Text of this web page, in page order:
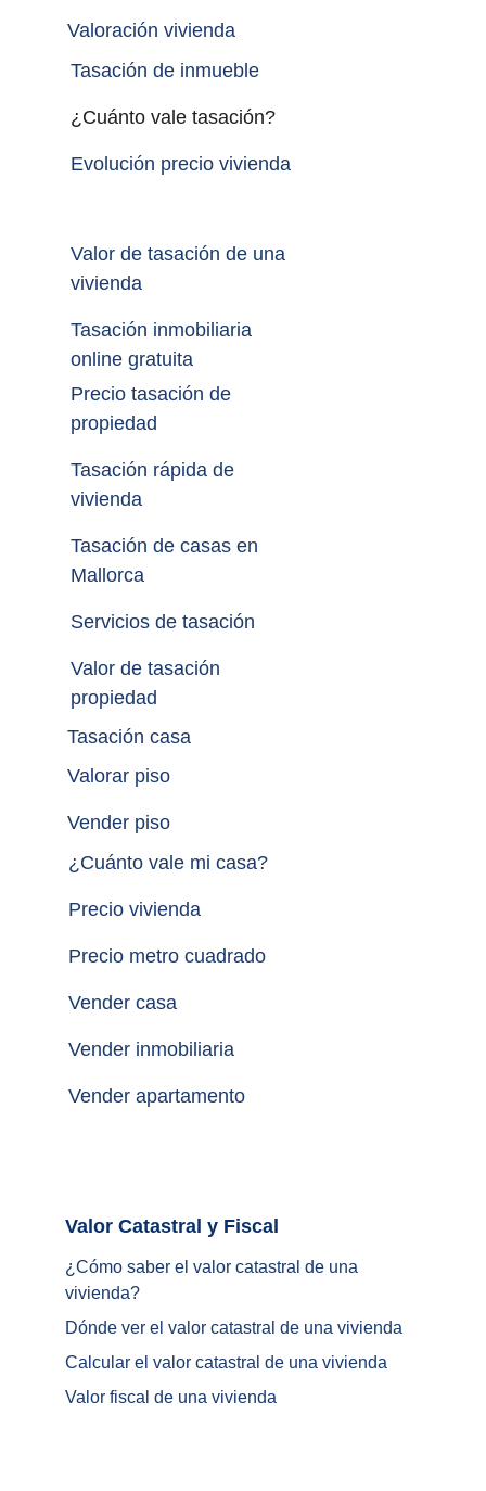
¿ Cómo saber el valor catastral de una
vivienda?
Dónde ver el valor catastral de una vivienda
Calcular el valor catastral de una vivienda
Valor fiscal de una vivienda
Valoración vivienda
Tasación de inmueble
Valor de tasación de una
vivienda
Tasación inmobiliaria
online gratuita
Precio tasación de
propiedad
Tasación rápida de
vivienda
Tasación de casas en
Mallorca
Servicios de tasación
Valor de tasación
propiedad
Tasación casa
Valorar piso
¿Cuánto vale mi casa?
Precio vivienda
Precio metro cuadrado
Vender casa
Vender inmobiliaria
Vender apartamento
¿Cuánto vale tasación?
Evolución precio vivienda
Vender piso